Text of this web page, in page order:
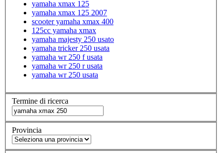
yamaha xmax 125
yamaha xmax 125 2007
scooter yamaha xmax 400
125cc yamaha xmax
yamaha majesty 250 usato
yamaha tricker 250 usata
yamaha wr 250 f usata
yamaha wr 250 r usata
yamaha wr 250 usata
Termine di ricerca
Provincia